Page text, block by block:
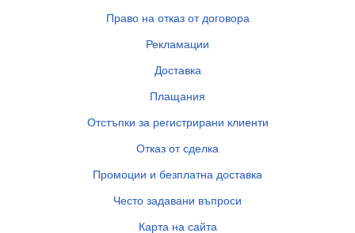
Право на отказ от договора
Рекламации
Доставка
Плащания
Отстъпки за регистрирани клиенти
Отказ от сделка
Промоции и безплатна доставка
Често задавани въпроси
Карта на сайта